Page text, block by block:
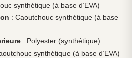
synthétique (à base d’EVA)
: Caoutchouc synthétique (à base
: Polyester (synthétique)
synthétique (à base d’EVA)